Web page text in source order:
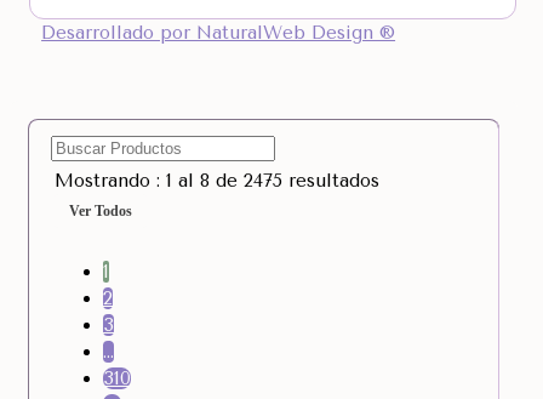
Desarrollado por NaturalWeb Design ®
Mostrando : 1 al 8 de 2475 resultados
Ver Todos
1
2
3
…
310